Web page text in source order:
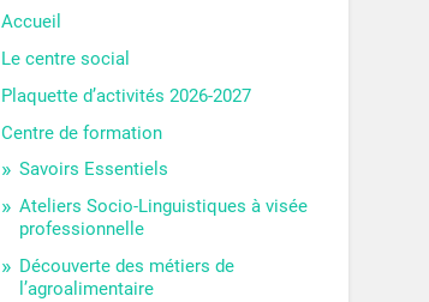
Accueil
Le centre social
Plaquette d’activités 2026-2027
Centre de formation
Savoirs Essentiels
Ateliers Socio-Linguistiques à visée
professionnelle
Découverte des métiers de
l’agroalimentaire